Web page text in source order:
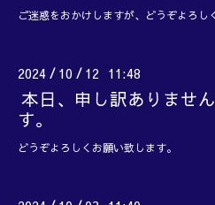
ご迷惑をおかけしますが、どうぞよろし
2024 / 10 / 12 11:48
本日、申し訳ありませ
す。
どうぞよろしくお願い致します。